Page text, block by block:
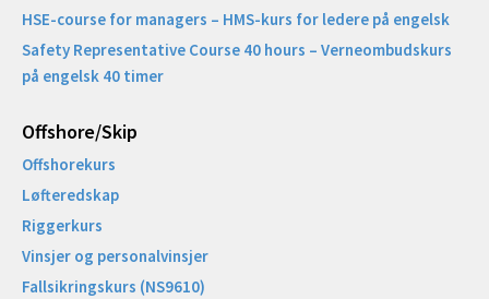
HSE-course for managers – HMS-kurs for ledere på engelsk
Safety Representative Course 40 hours – Verneombudskurs
på engelsk 40 timer
Offshore/Skip​
Offshorekurs
Løfteredskap
Riggerkurs
Vinsjer og personalvinsjer
Fallsikringskurs (NS9610)